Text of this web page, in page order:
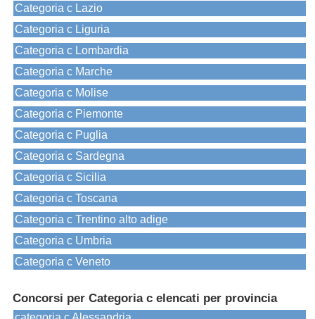
Categoria c Lazio
Categoria c Liguria
Categoria c Lombardia
Categoria c Marche
Categoria c Molise
Categoria c Piemonte
Categoria c Puglia
Categoria c Sardegna
Categoria c Sicilia
Categoria c Toscana
Categoria c Trentino alto adige
Categoria c Umbria
Categoria c Veneto
Concorsi per Categoria c elencati per provincia